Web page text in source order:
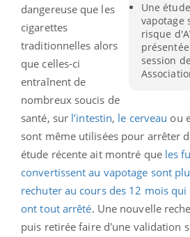
Une
vapotage
risque
session
dangereuse que les
cigarettes
traditionnelles alors
que celles-ci
entraînent de
nombreux soucis de
santé, sur l’intestin, le cerveau ou
sont même utilisées pour arrêter
étude récente ait montré que les
convertissent au vapotage sont
rechuter au cours des 12 mois
ont tout arrêté. Une nouvelle
puis retirée faire d'une validation